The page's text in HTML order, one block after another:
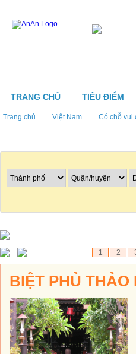
TRANG CHỦ TIÊU ĐIỂM
Trang chủ Việt Nam Có chỗ vui
1 2
BIỆT PHỦ THẢO